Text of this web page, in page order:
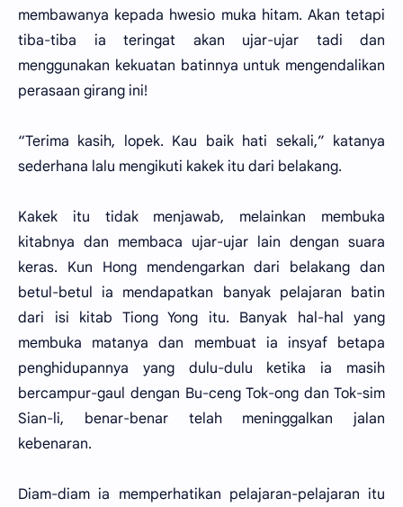
membawanya kepada hwesio muka hitam. Akan tetapi
tiba-tiba ia teringat akan ujar-ujar tadi dan
menggunakan kekuatan batinnya untuk mengendalikan
perasaan girang ini!
“Terima kasih, lopek. Kau baik hati sekali,” katanya
sederhana lalu mengikuti kakek itu dari belakang.
Kakek itu tidak menjawab, melainkan membuka
kitabnya dan membaca ujar-ujar lain dengan suara
keras. Kun Hong mendengarkan dari belakang dan
betul-betul ia mendapatkan banyak pelajaran batin
dari isi kitab Tiong Yong itu. Banyak hal-hal yang
membuka matanya dan membuat ia insyaf betapa
penghidupannya yang dulu-dulu ketika ia masih
bercampur-gaul dengan Bu-ceng Tok-ong dan Tok-sim
Sian-li, benar-benar telah meninggalkan jalan
kebenaran.
Diam-diam ia memperhatikan pelajaran-pelajaran itu